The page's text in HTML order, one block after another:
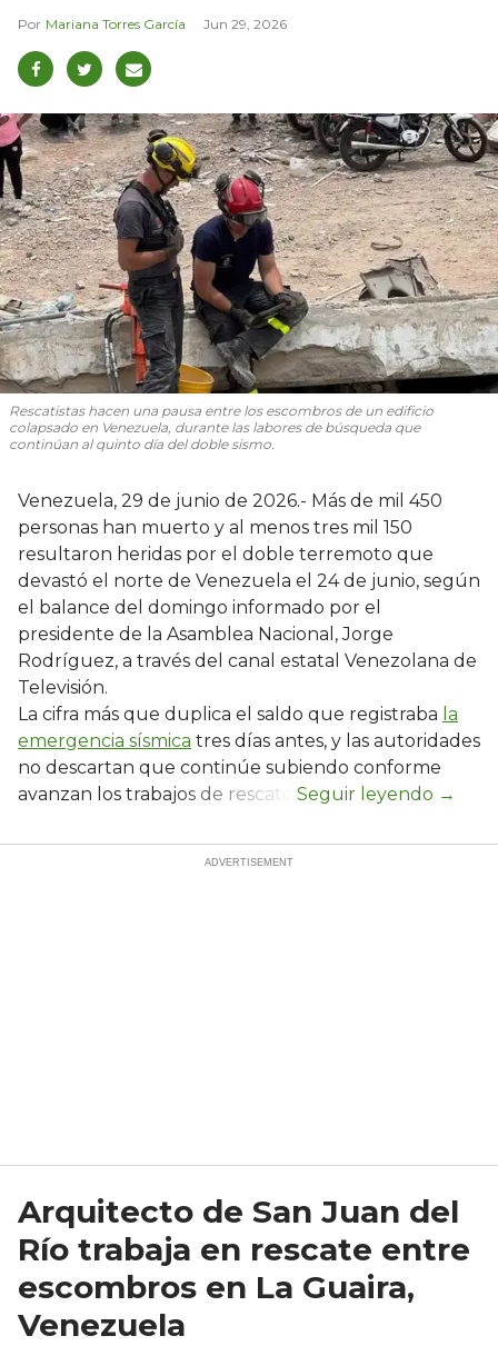
Mariana Torres García Jun 29, 2026
Rescatistas hacen una pausa entre los escombros de un edificio
colapsado en Venezuela, durante las labores de búsqueda que
continúan al quinto día del doble sismo.
Venezuela, 29 de junio de 2026.- Más de mil 450
personas han muerto y al menos tres mil 150
resultaron heridas por el doble terremoto que
devastó el norte de Venezuela el 24 de junio, según
el balance del domingo informado por el
presidente de la Asamblea Nacional, Jorge
Rodríguez, a través del canal estatal Venezolana de
Televisión.
La cifra más que duplica el saldo que registraba la
emergencia sísmica tres días antes, y las autoridades
no descartan que continúe subiendo conforme
avanzan los trabajos de rescate.
Arquitecto de San Juan del
Río trabaja en rescate entre
escombros en La Guaira,
Venezuela